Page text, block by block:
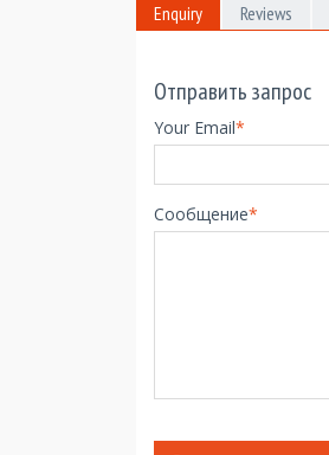
Enquiry Reviews
Отправить запрос
Your Email*
Сообщение*